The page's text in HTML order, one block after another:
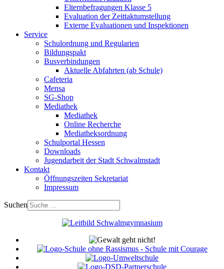
Elternbefragungen Klasse 5
Evaluation der Zeittaktumstellung
Externe Evaluationen und Inspektionen
Service
Schulordnung und Regularien
Bildungspakt
Busverbindungen
Aktuelle Abfahrten (ab Schule)
Cafeteria
Mensa
SG-Shop
Mediathek
Mediathek
Online Recherche
Mediatheksordnung
Schulportal Hessen
Downloads
Jugendarbeit der Stadt Schwalmstadt
Kontakt
Öffnungszeiten Sekretariat
Impressum
Suchen